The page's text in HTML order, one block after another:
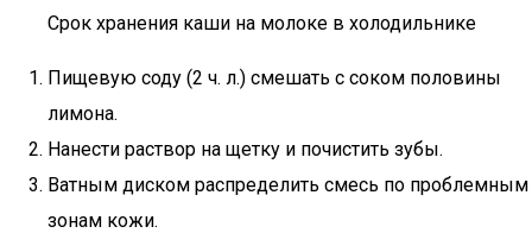
Срок хранения каши на молоке в холодильнике
Пищевую соду (2 ч. л.) смешать с соком половины
лимона.
Нанести раствор на щетку и почистить зубы.
Ватным диском распределить смесь по проблемным
зонам кожи.